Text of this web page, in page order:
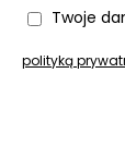
Twoje
polityką